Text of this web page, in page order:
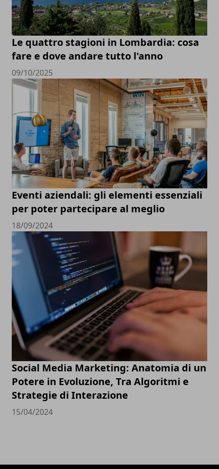
Le quattro stagioni in Lombardia: cosa
fare e dove andare tutto l'anno
09/10/2025
Eventi aziendali: gli elementi essenziali
per poter partecipare al meglio
18/09/2024
Social Media Marketing: Anatomia di un
Potere in Evoluzione, Tra Algoritmi e
Strategie di Interazione
15/04/2024